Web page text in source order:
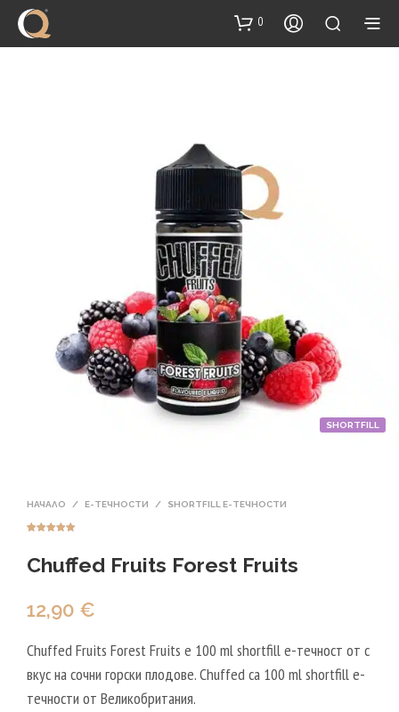
content
0
SHORTFILL
НАЧАЛО / Е-ТЕЧНОСТИ / SHORTFILL Е-ТЕЧНОСТИ
базирано на
потребителск
Chuffed Fruits Forest Fruits
12,90 €
Chuffed Fruits Forest Fruits е 100 ml shortfill e-течност от с
вкус на сочни горски плодове. Chuffed са 100 ml shortfill e-
течности от Великобритания.